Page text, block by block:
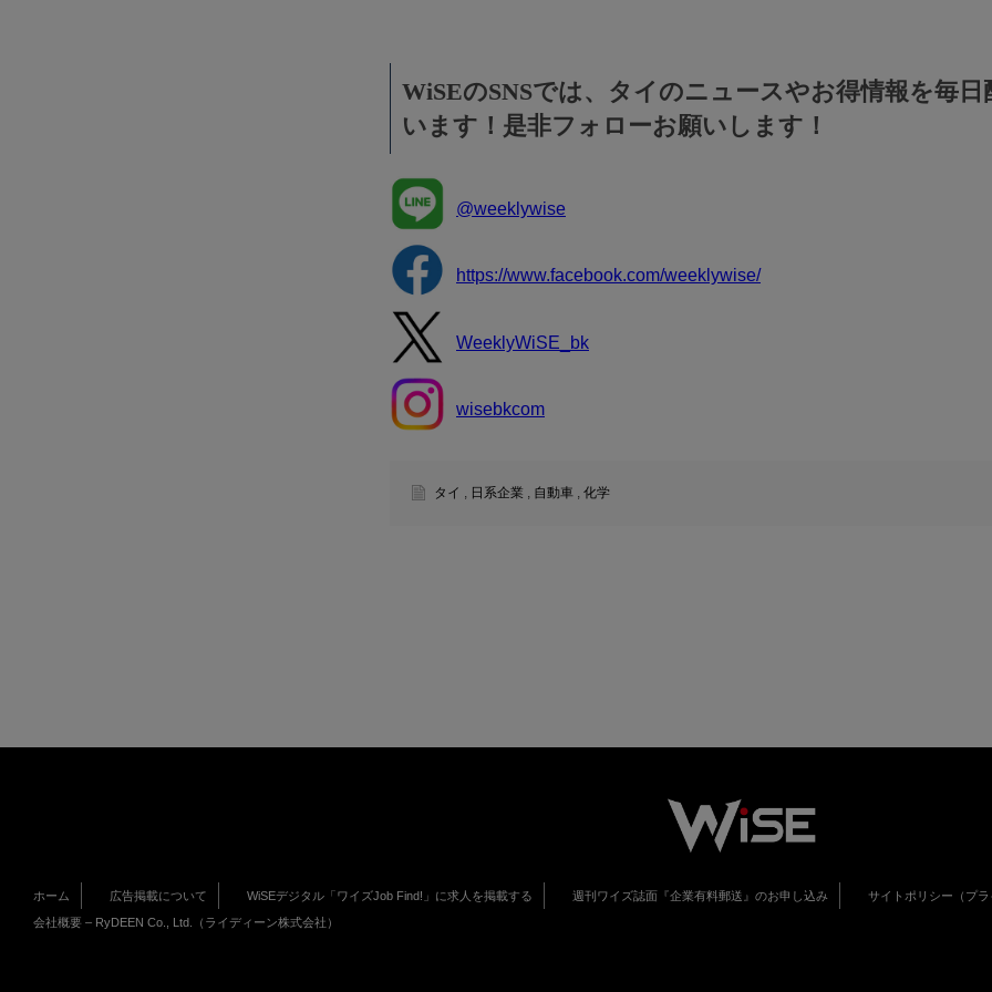
WiSEのSNSでは、タイのニュースやお得情報を毎日
います！是非フォローお願いします！
@weeklywise
https://www.facebook.com/weeklywise/
WeeklyWiSE_bk
wisebkcom
タイ , 日系企業 , 自動車 , 化学
ホーム 広告掲載について WiSEデジタル「ワイズJob Find!」に求人を掲載する 週刊ワイズ誌面『企業有料郵送』のお申し込み
サイトポリシー（プ
会社概要 – RyDEEN Co., Ltd.（ライディーン株式会社）